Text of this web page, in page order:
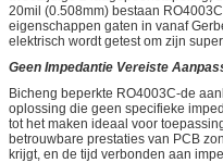
20mil (0.508mm) bestaan
eigenschappen gaten in vanaf
elektrisch wordt getest om zijn
Geen Impedantie Vereiste
Bicheng beperkte RO4003C-de
oplossing die geen specifieke
tot het maken ideaal voor
betrouwbare prestaties van PCB
krijgt, en de tijd verbonden aan